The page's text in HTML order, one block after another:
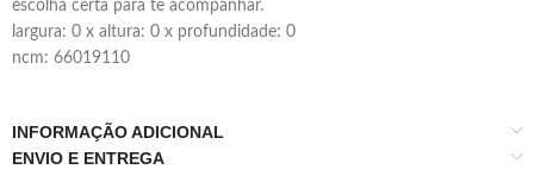
escolha certa para te acompanhar.
largura: 0 x altura: 0 x profundidade: 0
ncm: 66019110
INFORMAÇÃO ADICIONAL
ENVIO E ENTREGA